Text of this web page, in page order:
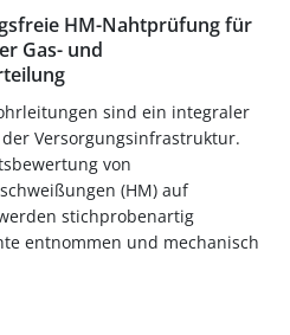
HM-Nahtprüfung für
Gas- und
sind ein integraler
Versorgungsinfrastruktur.
von
(HM) auf
stichprobenartig
entnommen und mechanisch